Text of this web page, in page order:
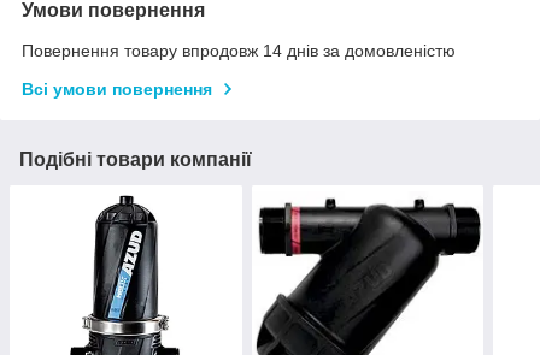
Умови повернення
Повернення товару впродовж 14 днів за домовленістю
Всі умови повернення
Подібні товари компанії